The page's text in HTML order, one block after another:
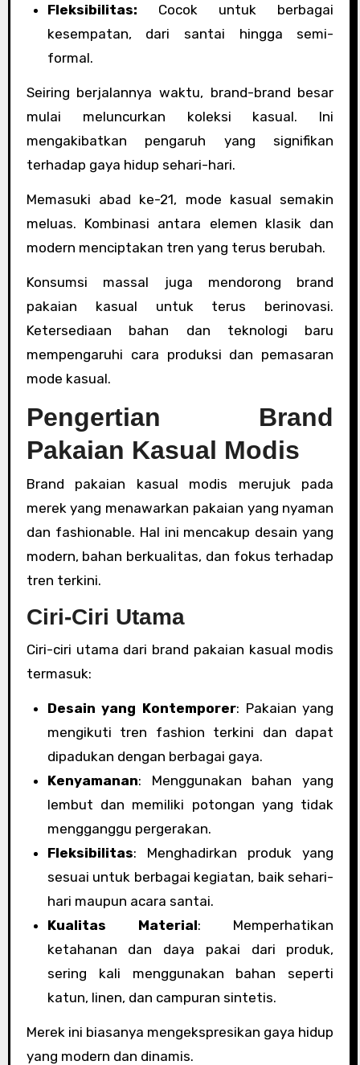
Fleksibilitas: Cocok untuk berbagai
kesempatan, dari santai hingga semi-
formal.
Seiring berjalannya waktu, brand-brand besar
mulai meluncurkan koleksi kasual. Ini
mengakibatkan pengaruh yang signifikan
terhadap gaya hidup sehari-hari.
Memasuki abad ke-21, mode kasual semakin
meluas. Kombinasi antara elemen klasik dan
modern menciptakan tren yang terus berubah.
Konsumsi massal juga mendorong brand
pakaian kasual untuk terus berinovasi.
Ketersediaan bahan dan teknologi baru
mempengaruhi cara produksi dan pemasaran
mode kasual.
Pengertian Brand
Pakaian Kasual Modis
Brand pakaian kasual modis merujuk pada
merek yang menawarkan pakaian yang nyaman
dan fashionable. Hal ini mencakup desain yang
modern, bahan berkualitas, dan fokus terhadap
tren terkini.
Ciri-Ciri Utama
Ciri-ciri utama dari brand pakaian kasual modis
termasuk:
Desain yang Kontemporer: Pakaian yang
mengikuti tren fashion terkini dan dapat
dipadukan dengan berbagai gaya.
Kenyamanan: Menggunakan bahan yang
lembut dan memiliki potongan yang tidak
mengganggu pergerakan.
Fleksibilitas: Menghadirkan produk yang
sesuai untuk berbagai kegiatan, baik sehari-
hari maupun acara santai.
Kualitas Material: Memperhatikan
ketahanan dan daya pakai dari produk,
sering kali menggunakan bahan seperti
katun, linen, dan campuran sintetis.
Merek ini biasanya mengekspresikan gaya hidup
yang modern dan dinamis.